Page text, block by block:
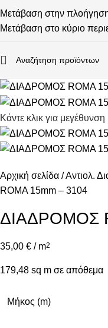
Μετάβαση στην
Μετάβαση στο κύριο
Κάντε κλικ για μεγέθυνση
Αρχική σελίδα Αντιολ.
ROMA 15mm – 3104
ΔΙΑΔΡΟΜΟΣ
35,00 € / m2
179,48 sq m σε απόθεμα
Μήκος (m)
ΕΞΑΝΤΛΉΘΗΚΕ